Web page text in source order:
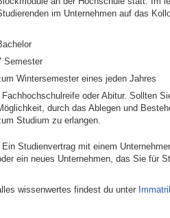
im Unternehmen auf das
Semester
Wintersemester eines jeden Jahres
oder Abitur. Sollten
durch das Ablegen und
Studium zu erlangen.
Ein Studienvertrag mit einem
ein neues Unternehmen, das Sie für
wissenwertes findest du unter